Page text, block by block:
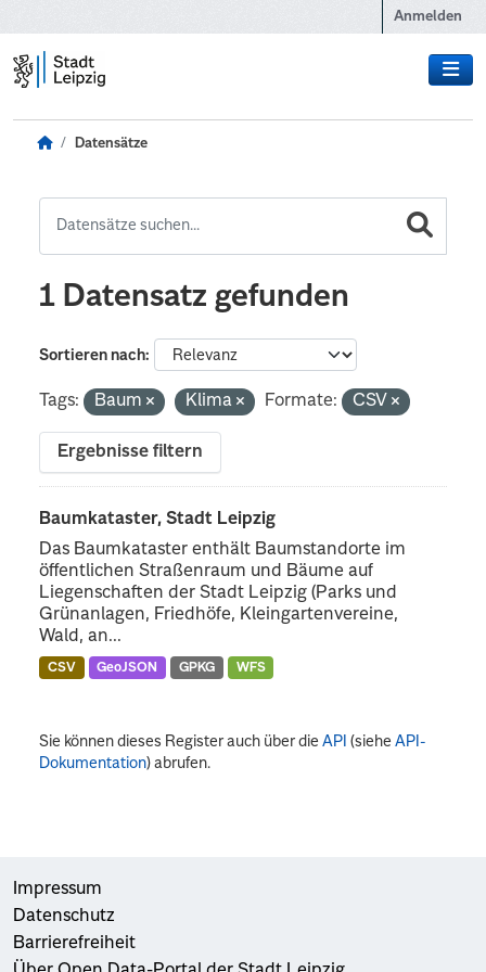
Anmelden
Datensätze
1 Datensatz gefunden
Sortieren nach
Tags: Baum Klima Formate: CSV
Ergebnisse filtern
Baumkataster, Stadt Leipzig
Das Baumkataster enthält Baumstandorte im
öffentlichen Straßenraum und Bäume auf
Liegenschaften der Stadt Leipzig (Parks und
Grünanlagen, Friedhöfe, Kleingartenvereine,
Wald, an...
CSV GeoJSON GPKG WFS
Sie können dieses Register auch über dieAPI (sieheAPI-
Dokumentation) abrufen.
Impressum
Datenschutz
Barrierefreiheit